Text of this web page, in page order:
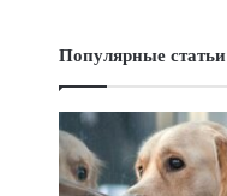
Популярные статьи